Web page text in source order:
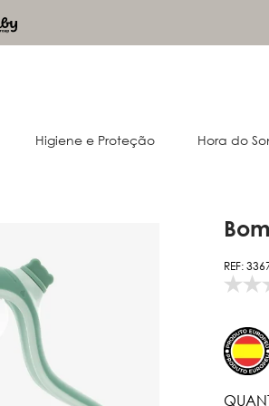
Via PIX - 10% desconto
Almofadas e acessórios
Passeio
Oportunidades
Passeio
Higiene e Proteção Hora do
REF: